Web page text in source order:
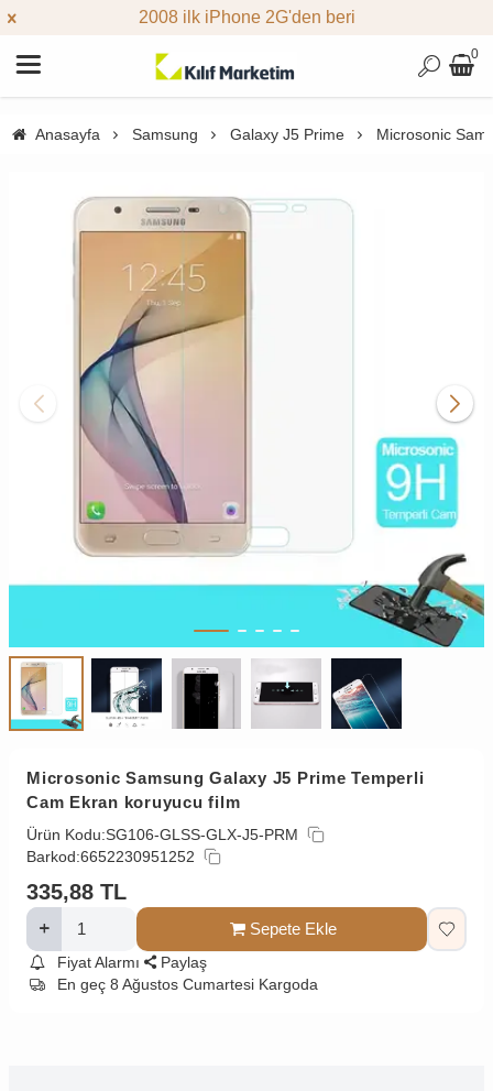
2008 ilk iPhone 2G'den beri
0
Anasayfa Samsung Galaxy J5 Prime Microsonic
Microsonic Samsung Galaxy J5 Prime Temperli
Cam Ekran koruyucu film
Ürün Kodu:SG106-GLSS-GLX-J5-PRM
Barkod:6652230951252
335,88 TL
Sepete Ekle
Fiyat Alarmı
Paylaş
En geç 8 Ağustos Cumartesi Kargoda